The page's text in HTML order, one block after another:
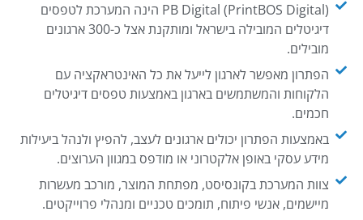
PB Digital (PrintBOS Digital) הינה המערכת לטפסים
דיגיטלים המובילה בישראל ומותקנת אצל כ-300 ארגונים
מובילים.
הפתרון מאפשר לארגון לייעל את כל האינטראקציה עם
הלקוחות והמשתמשים בארגון באמצעות טפסים דיגיטלים
חכמים.
באמצעות הפתרון יכולים ארגונים לעצב, להפיץ ולנהל ביעילות
מידע עסקי באופן אלקטרוני או מודפס במגוון הערוצים.
צוות המערכת בקונסיסט, מפתחת המוצר, מורכב מעשרות
מיישמים, אנשי פיתוח, תומכים טכניים ומנהלי פרוייקטים.